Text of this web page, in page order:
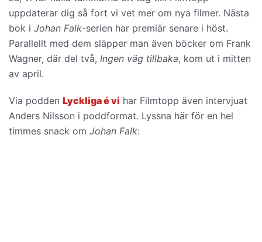
uppdaterar dig så fort vi vet mer om nya filmer. Nästa
bok i Johan Falk-serien har premiär senare i höst.
Parallellt med dem släpper man även böcker om Frank
Wagner, där del två, Ingen väg tillbaka, kom ut i mitten
av april.
Via podden Lyckliga é vi har Filmtopp även intervjuat
Anders Nilsson i poddformat. Lyssna här för en hel
timmes snack om Johan Falk: